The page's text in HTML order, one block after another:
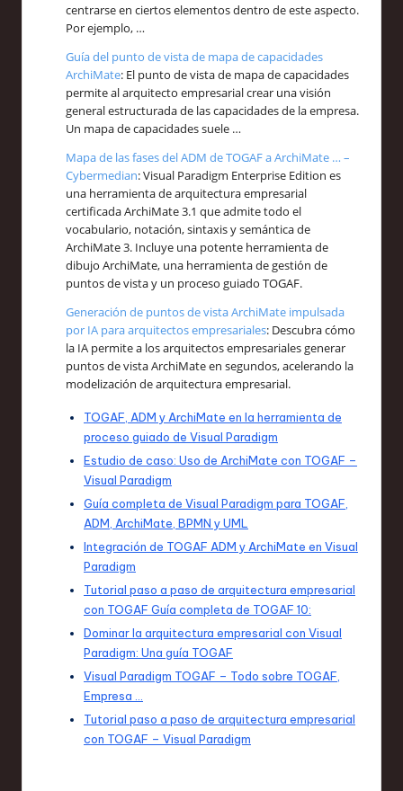
centrarse en ciertos elementos dentro de este aspecto.
Por ejemplo, …
Guía del punto de vista de mapa de capacidades
ArchiMate: El punto de vista de mapa de capacidades
permite al arquitecto empresarial crear una visión
general estructurada de las capacidades de la empresa.
Un mapa de capacidades suele …
Mapa de las fases del ADM de TOGAF a ArchiMate … –
Cybermedian: Visual Paradigm Enterprise Edition es
una herramienta de arquitectura empresarial
certificada ArchiMate 3.1 que admite todo el
vocabulario, notación, sintaxis y semántica de
ArchiMate 3. Incluye una potente herramienta de
dibujo ArchiMate, una herramienta de gestión de
puntos de vista y un proceso guiado TOGAF.
Generación de puntos de vista ArchiMate impulsada
por IA para arquitectos empresariales: Descubra cómo
la IA permite a los arquitectos empresariales generar
puntos de vista ArchiMate en segundos, acelerando la
modelización de arquitectura empresarial.
TOGAF, ADM y ArchiMate en la herramienta de
proceso guiado de Visual Paradigm
Estudio de caso: Uso de ArchiMate con TOGAF –
Visual Paradigm
Guía completa de Visual Paradigm para TOGAF,
ADM, ArchiMate, BPMN y UML
Integración de TOGAF ADM y ArchiMate en Visual
Paradigm
Tutorial paso a paso de arquitectura empresarial
con TOGAF Guía completa de TOGAF 10:
Dominar la arquitectura empresarial con Visual
Paradigm: Una guía TOGAF
Visual Paradigm TOGAF – Todo sobre TOGAF,
Empresa …
Tutorial paso a paso de arquitectura empresarial
con TOGAF – Visual Paradigm